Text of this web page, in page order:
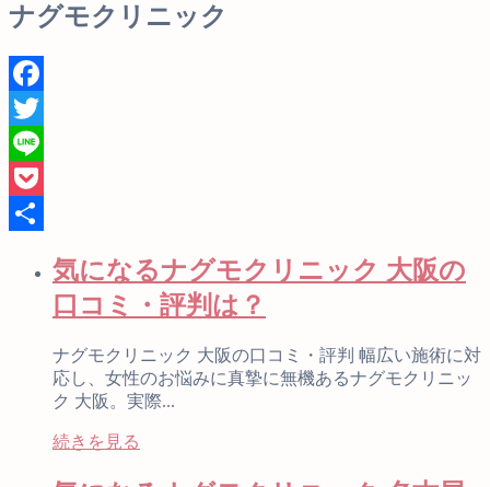
ナグモクリニック
有
気になるナグモクリニック 大阪の
口コミ・評判は？
ナグモクリニック 大阪の口コミ・評判 幅広い施術に対
応し、女性のお悩みに真摯に無機あるナグモクリニッ
ク 大阪。実際...
続きを見る